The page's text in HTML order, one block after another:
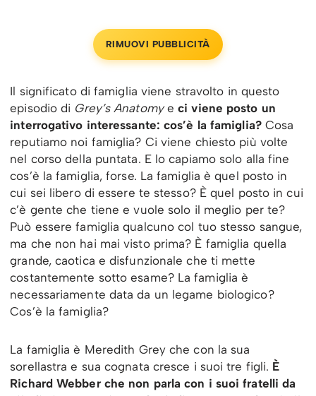
RIMUOVI PUBBLICITÀ
Il significato di famiglia viene stravolto in questo
episodio di Grey’s Anatomyeci viene posto un
interrogativo interessante: cos’è la famiglia?Cosa
reputiamo noi famiglia? Ci viene chiesto più volte
nel corso della puntata. E lo capiamo solo alla fine
cos’è la famiglia, forse. La famiglia è quel posto in
cui sei libero di essere te stesso? È quel posto in cui
c’è gente che tiene e vuole solo il meglio per te?
Può essere famiglia qualcuno col tuo stesso sangue,
ma che non hai mai visto prima? È famiglia quella
grande, caotica e disfunzionale che ti mette
costantemente sotto esame? La famiglia è
necessariamente data da un legame biologico?
Cos’è la famiglia?
La famiglia è Meredith Grey che con la sua
sorellastra e sua cognata cresce i suoi tre figli. È
Richard Webber che non parla con i suoi fratelli da